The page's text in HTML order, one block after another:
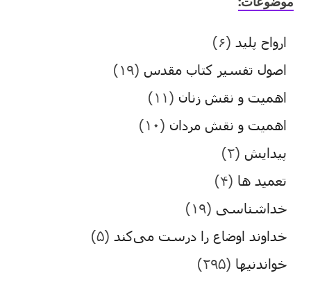
ارواح پلید (۶)
اصول تفسیر کتاب مقدس (۱۹)
اهمیت و نقش زنان (۱۱)
اهمیت و نقش مردان (۱۰)
پیدایش (۲)
تعمید ها (۴)
خداشناسی (۱۹)
خداوند اوضاع را درست می‌کند (۵)
خواندنیها (۲۹۵)